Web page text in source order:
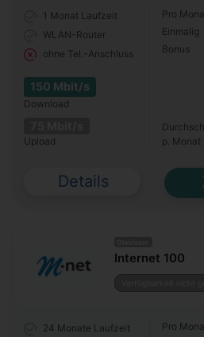
1 Monat Laufzeit
WLAN-Router
ohne Tel.-Anschluss
150 Mbit/s
Download
Upload
Pro
Einmalig
Bonus
p. Monat
Details
Internet 100
24 Monate Laufzeit
Pro